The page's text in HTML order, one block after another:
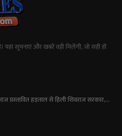
यहां सूचनाएं और खबरें वही मिलेंगी, जो सही हों
प्रस्तावित हड़ताल से हिली शिवराज सरकार,...